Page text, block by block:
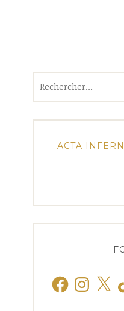
ACTA
FacebookInstagram
X